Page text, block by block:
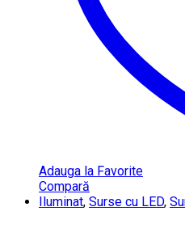
Adauga la Favorite
Compară
Iluminat, Surse cu LED,